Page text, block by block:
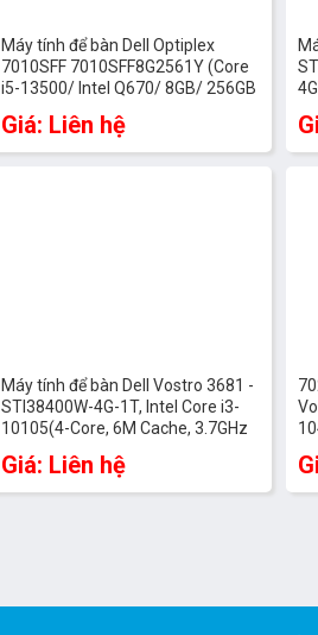
Máy tính để bàn Dell Optiplex
7010SFF 7010SFF8G2561Y (Core
i5-13500/ Intel Q670/ 8GB/ 256GB
Ubuntu/ 1 Year)
Giá: Liên hệ
Máy tính để bàn Dell Vostro 3681 -
STI38400W-4G-1T, Intel Core i3-
10105(4-Core, 6M Cache, 3.7GHz
Phím,Wifi, Windows 11 Microsoft
Office Home and Student 2021
Giá: Liên hệ